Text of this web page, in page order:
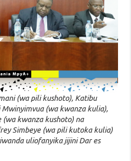
(wa pili kushoto), Katibu
(wa kwanza kulia),
(wa kwanza kushoto) na
Simbeye (wa pili kutoka kulia)
uliofanyika jijini Dar es